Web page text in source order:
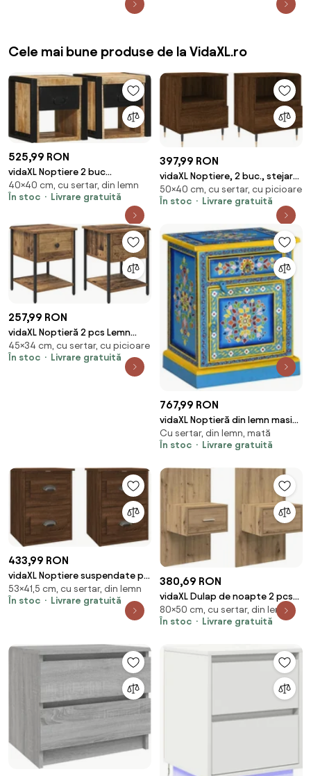
Cele mai bune produse de la VidaXL.ro
525,99 RON
vidaXL Noptiere 2 buc
40x35x40 cm lemn masiv de
mango
40×40 cm, cu sertar, din lemn
În stoc
Livrare gratuită
397,99 RON
vidaXL Noptiere, 2 buc., stejar
maro, 40x35x50 cm, lemn
compozit
50×40 cm, cu sertar, cu picioare
În stoc
Livrare gratuită
257,99 RON
vidaXL Noptieră 2 pcs Lemn
vechi 34 x 35,5 x 45 cm Lemn
compozit
45×34 cm, cu sertar, cu picioare
În stoc
Livrare gratuită
767,99 RON
vidaXL Noptieră din lemn masiv
de mango, turcoaz, pictată
manual
Cu sertar, din lemn, mată
În stoc
Livrare gratuită
433,99 RON
vidaXL Noptiere suspendate pe
perete, 2 buc, stejar maro,
41,5x36x53cm
53×41,5 cm, cu sertar, din lemn
În stoc
Livrare gratuită
380,69 RON
vidaXL Dulap de noapte 2 pcs
Stejar Artizanal 50 x 32,5 x
80cm
80×50 cm, cu sertar, din lemn
În stoc
Livrare gratuită